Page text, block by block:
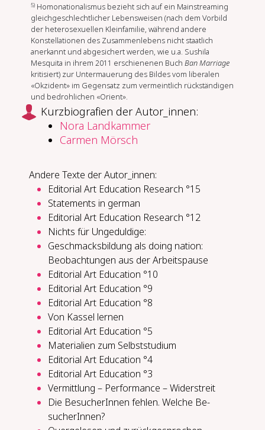
5) Homonationalismus bezieht sich auf ein Mainstreaming
gleichgeschlechtlicher Lebensweisen (nach dem Vorbild
der heterosexuellen Kleinfamilie, während andere
Konstellationen des Zusammenlebens nicht staatlich
anerkannt und abgesichert werden, wie u.a. Sushila
Mesquita in ihrem 2011 erschienenen BuchBan Marriage
kritisiert) zur Untermauerung des Bildes vom liberalen
«Okzident» im Gegensatz zum vermeintlich rückständigen
und bedrohlichen «Orient».
Kurzbiografien der Autor_innen:
Nora Landkammer
Carmen Mörsch
Andere Texte der Autor_innen:
Editorial Art Education Research °15
Statements in german
Editorial Art Education Research °12
Nichts für Un­ge­dul­di­ge:
Ge­schmacks­bil­dung als do­ing na­ti­on:
Be­ob­ach­tun­gen aus der Ar­beits­pau­se
Editorial Art Education °10
Editorial Art Education °9
Editorial Art Education °8
Von Kas­sel ler­nen
Editorial Art Education °5
Materialien zum Selbststudium
Editorial Art Education °4
Editorial Art Education °3
Ver­mitt­lung – Per­for­mance – Wi­der­streit
Die Be­su­che­rIn­nen feh­len. Wel­che Be­
su­che­rIn­nen?